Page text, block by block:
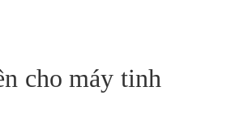
cho máy tinh